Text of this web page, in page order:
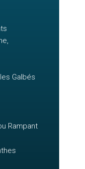
Galbés
Rampant